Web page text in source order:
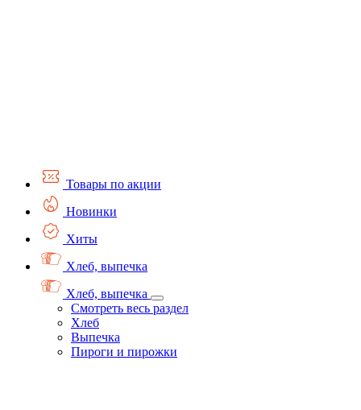
Товары по акции
Новинки
Хиты
Хлеб, выпечка
Хлеб, выпечка
Смотреть весь раздел
Хлеб
Выпечка
Пироги и пирожки